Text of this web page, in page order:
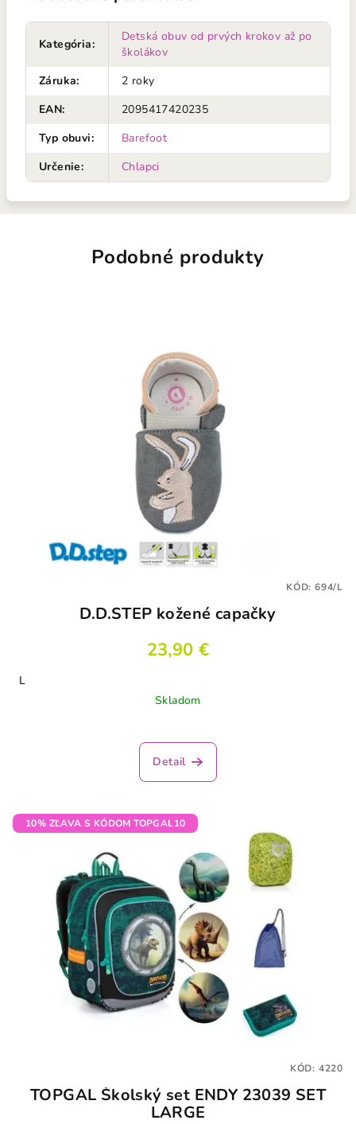
Kategória:
Detská obuv od prvých krokov až po
školákov
Záruka:
2 roky
EAN:
2095417420235
Typ obuvi:
Barefoot
Určenie: Chlapci
Podobné produkty
D.D.STEP kožené capačky
23,90 €
L
Skladom
Detail
KÓD: 694/L
10% ZĽAVA S KÓDOM TOPGAL10
TOPGAL Školský set ENDY 23039 SET
LARGE
KÓD: 4220